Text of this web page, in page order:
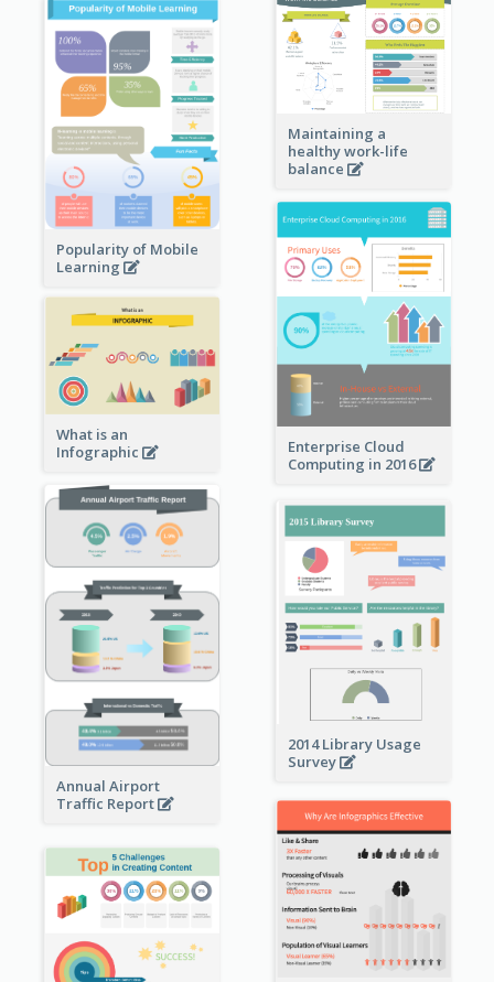
Maintaining a
healthy work-life
balance
Popularity of Mobile
Learning
Enterprise Cloud
Computing in 2016
What is an
Infographic
Annual Airport
Traffic Report
2014 Library Usage
Survey